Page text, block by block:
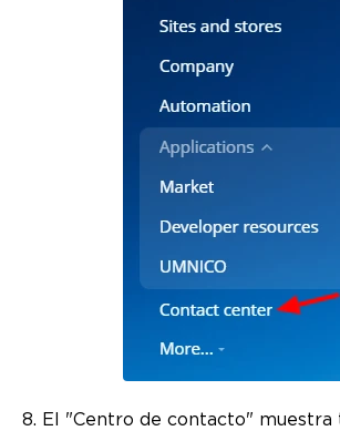
8. El "Centro de contacto" muestra